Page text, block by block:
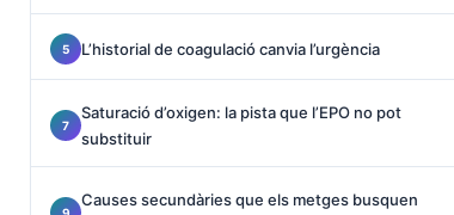
L’historial de coagulació canvia l’urgència
Saturació d’oxigen: la pista que l’EPO no pot
substituir
Causes secundàries que els metges busquen